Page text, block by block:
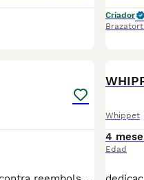
Criador
Whippet
4
Edad